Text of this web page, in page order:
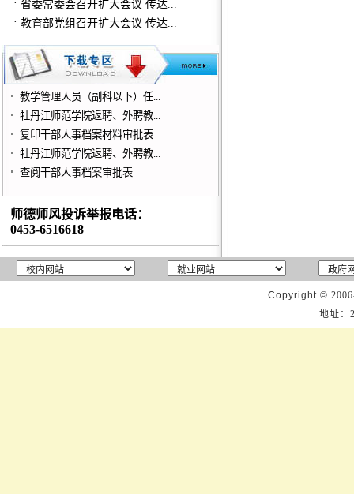
教育部党组召开扩大会议 传达...
教学管理人员（副科以下）任...
牡丹江师范学院返聘、外聘教...
复印干部人事档案材料审批表
牡丹江师范学院返聘、外聘教...
查阅干部人事档案审批表
师德师风投诉举报电话：
0453-6516618
Copyright ©
地址：